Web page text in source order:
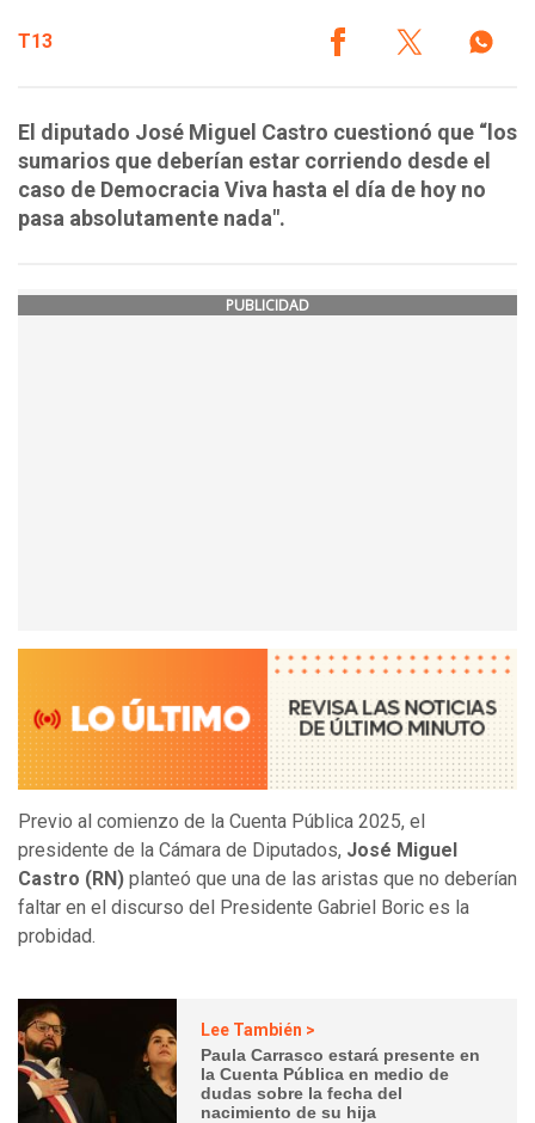
T13
El diputado José Miguel Castro cuestionó que “los
sumarios que deberían estar corriendo desde el
caso de Democracia Viva hasta el día de hoy no
pasa absolutamente nada".
PUBLICIDAD
Previo al comienzo de la Cuenta Pública 2025, el
presidente de la Cámara de Diputados, José Miguel
Castro (RN) planteó que una de las aristas que no deberían
faltar en el discurso del Presidente Gabriel Boric es la
probidad.
Lee También >
Paula Carrasco estará presente en
la Cuenta Pública en medio de
dudas sobre la fecha del
nacimiento de su hija